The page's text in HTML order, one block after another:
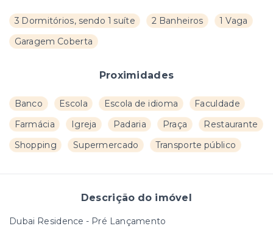
3 Dormitórios, sendo 1 suíte 2 Banheiros
1 Vaga
Garagem Coberta
Proximidades
Banco Escola Escola de idioma
Faculdade
Farmácia
Igreja Padaria Praça
Restaurante
Shopping
Supermercado Transporte público
Descrição do imóvel
Dubai Residence - Pré Lançamento